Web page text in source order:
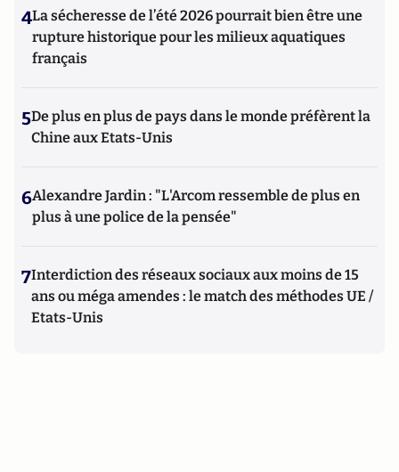
4La sécheresse de l’été 2026 pourrait bien être une
rupture historique pour les milieux aquatiques
français
5De plus en plus de pays dans le monde préfèrent la
Chine aux Etats-Unis
6Alexandre Jardin : "L'Arcom ressemble de plus en
plus à une police de la pensée"
7Interdiction des réseaux sociaux aux moins de 15
ans ou méga amendes : le match des méthodes UE /
Etats-Unis